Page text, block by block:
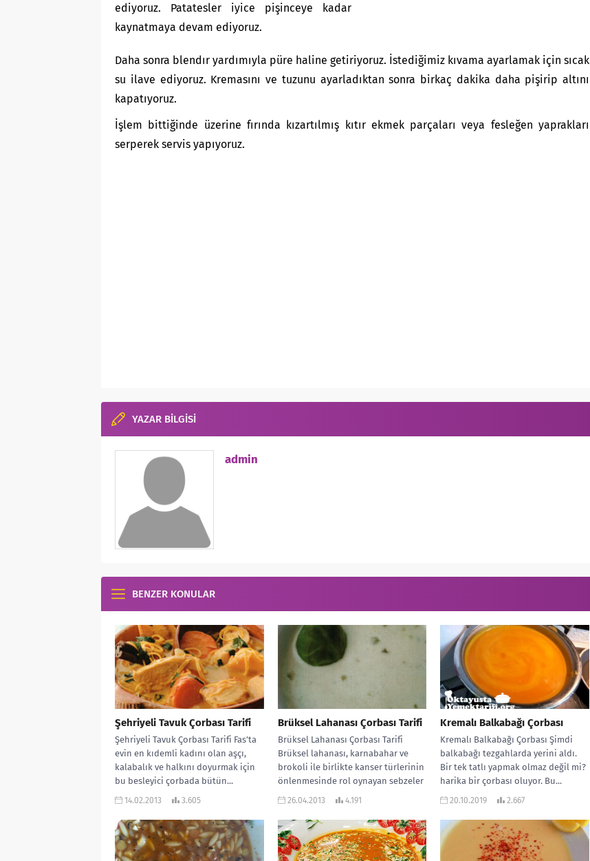
ediyoruz. Patatesler iyice pişinceye kadar
kaynatmaya devam ediyoruz.
Daha sonra blendır yardımıyla püre haline getiriyoruz. İstediğimiz kıvama ayarlamak için sıcak
su ilave ediyoruz. Kremasını ve tuzunu ayarladıktan sonra birkaç dakika daha pişirip altını
kapatıyoruz.
İşlem bittiğinde üzerine fırında kızartılmış kıtır ekmek parçaları veya fesleğen yaprakları
serperek servis yapıyoruz.
YAZAR BİLGİSİ
admin
BENZER KONULAR
Şehriyeli Tavuk Çorbası Tarifi
Şehriyeli Tavuk Çorbası Tarifi Fas’ta
evin en kıdemli kadını olan aşçı,
kalabalık ve halkını doyurmak için
bu besleyici çorbada bütün...
14.02.2013 3.605
Brüksel Lahanası Çorbası Tarifi
Brüksel Lahanası Çorbası Tarifi
Brüksel lahanası, karnabahar ve
brokoli ile birlikte kanser türlerinin
önlenmesinde rol oynayan sebzeler
arasında yer alır....
26.04.2013 4.191
Kremalı Balkabağı Çorbası
Kremalı Balkabağı Çorbası Şimdi
balkabağı tezgahlarda yerini aldı.
Bir tek tatlı yapmak olmaz değil mi?
harika bir çorbası oluyor. Bu...
20.10.2019 2.667